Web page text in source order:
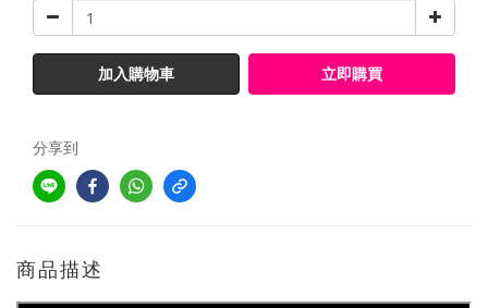
加入購物車 立即購買
分享到
商品描述